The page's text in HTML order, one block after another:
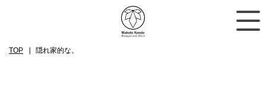
TOP 隠れ家的な。